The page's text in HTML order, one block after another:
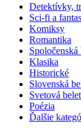
Detektívky,
Sci-fi a
Komiksy
Romantika
Spoločenská
Klasika
Historické
Slovenská
Svetová
Poézia
Ďalšie